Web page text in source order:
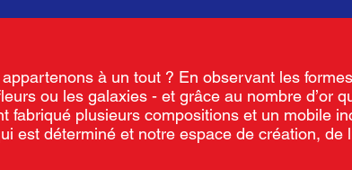
à un tout ? En observant les
ou les galaxies - et grâce au nombre d’or
fabriqué plusieurs compositions et un mobile
est déterminé et notre espace de création, de